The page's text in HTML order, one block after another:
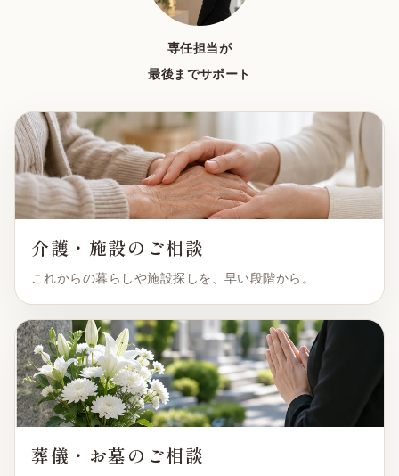
専任担当が
最後までサポート
介護・施設のご相談
これからの暮らしや施設探しを、早い段階から。
葬儀・お墓のご相談